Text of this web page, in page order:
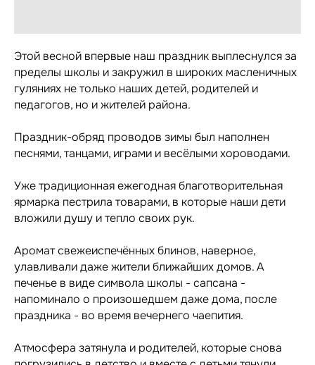
Этой весной впервые наш праздник выплеснулся за
пределы школы и закружил в широких масленичных
гуляниях не только наших детей, родителей и
педагогов, но и жителей района.
Праздник-обряд проводов зимы был наполнен
песнями, танцами, играми и весёлыми хороводами.
Уже традиционная ежегодная благотворительная
ярмарка пестрила товарами, в которые наши дети
вложили душу и тепло своих рук.
Аромат свежеиспечённых блинов, наверное,
улавливали даже жители ближайших домов. А
печенье в виде символа школы - сапсана -
напоминало о произошедшем даже дома, после
праздника - во время вечернего чаепития.
Атмосфера затянула и родителей, которые снова